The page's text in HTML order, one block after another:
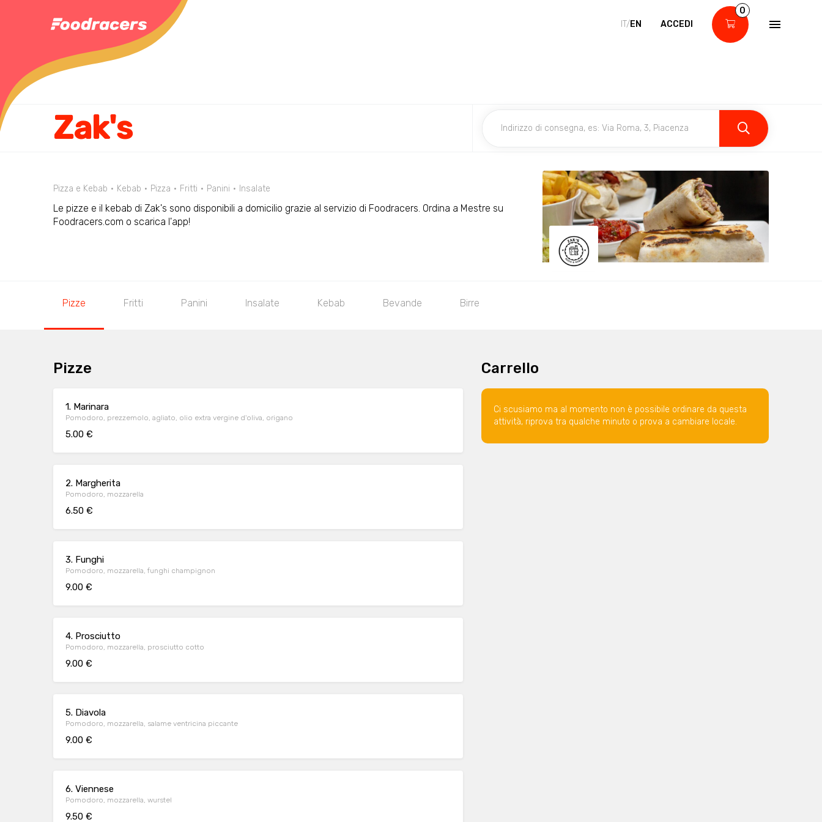
IT/EN ACCEDI
0
Zak's
Pizza e Kebab Kebab Pizza Fritti Panini Insalate
Le pizze e il kebab di Zak's sono disponibili a domicilio grazie al servizio di Foodracers. Ordina a Mestre su
Foodracers.com o scarica l'app!
Pizze Fritti Panini Insalate Kebab Bevande Birre
Pizze
1. Marinara
Pomodoro, prezzemolo, agliato, olio extra vergine d'oliva, origano
5.00 €
2. Margherita
Pomodoro, mozzarella
6.50 €
3. Funghi
Pomodoro, mozzarella, funghi champignon
9.00 €
4. Prosciutto
Pomodoro, mozzarella, prosciutto cotto
9.00 €
5. Diavola
Pomodoro, mozzarella, salame ventricina piccante
9.00 €
6. Viennese
Pomodoro, mozzarella, wurstel
9.50 €
Carrello
Ci scusiamo ma al momento non è possibile ordinare da questa
attività, riprova tra qualche minuto o prova a cambiare locale.